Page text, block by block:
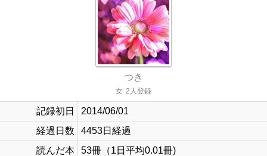
つき
女 2人登録
記録初日
2014/06/01
経過日数
4453日経過
読んだ本
53冊（1日平均0.01冊)